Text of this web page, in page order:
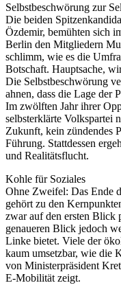
Selbstbeschwörung zur
Die beiden
Özdemir, bemühten sich
Berlin den Mitgliedern
schlimm, wie es die
Botschaft. Hauptsache,
Die Selbstbeschwörung
ahnen, dass die Lage der
Im zwölften Jahr ihrer
selbsterklärte Volkspartei
Zukunft, kein zündendes
Führung. Stattdessen
und Realitätsflucht.
Kohle für Soziales
Ohne Zweifel: Das Ende
gehört zu den
zwar auf den ersten Blick
genaueren Blick jedoch
Linke bietet. Viele der
kaum umsetzbar, wie die
von Ministerpräsident
E-Mobilität zeigt.